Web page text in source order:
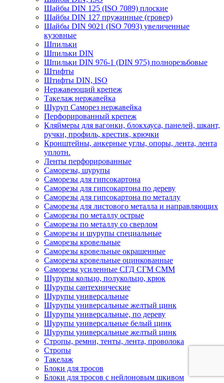
Шайбы DIN 125 (ISO 7089) плоские
Шайбы DIN 127 пружинные (гровер)
Шайбы DIN 9021 (ISO 7093) увеличенные
кузовные
Шпильки
Шпильки DIN
Шпильки DIN 976-1 (DIN 975) полнорезьбовые
Штифты
Штифты DIN, ISO
Нержавеющий крепеж
Такелаж нержавейка
Шуруп Саморез нержавейка
Перфорированный крепеж
Кляймеры для вагонки, блокхауса, панелей, шкант,
ручки, профиль, крестик, крючки
Кронштейны, анкерные углы, опоры, лента, лента
уплотн.
Ленты перфорированные
Саморезы, шурупы
Саморезы для гипсокартона
Саморезы для гипсокартона по дереву
Саморезы для гипсокартона по металлу
Саморезы для листового металла и направляющих
Саморезы по металлу острые
Саморезы по металлу со сверлом
Саморезы и шурупы специальные
Саморезы кровельные
Саморезы кровельные окрашенные
Саморезы кровельные оцинкованные
Саморезы усиленные СГД СГМ СММ
Шурупы кольцо, полукольцо, крюк
Шурупы сантехнические
Шурупы универсальные
Шурупы универсальные желтый цинк
Шурупы универсальные, по дереву
Шурупы универсальные белый цинк
Шурупы универсальные желтый цинк
Стропы, ремни, тенты, лента, проволока
Стропы
Такелаж
Блоки для тросов
Блоки для тросов с нейлоновым шкивом